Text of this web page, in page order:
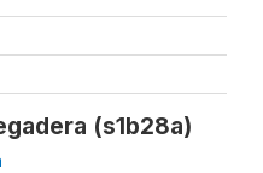
(s1b28a)